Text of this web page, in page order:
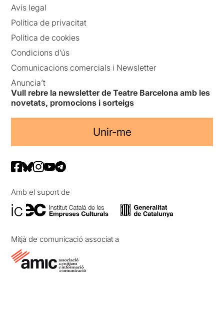
Avís legal
Política de privacitat
Política de cookies
Condicions d’ús
Comunicacions comercials i Newsletter
Anuncia’t
Vull rebre la newsletter de Teatre Barcelona amb les
novetats, promocions i sorteigs
Unir-me
Amb el suport de
Mitjà de comunicació associat a